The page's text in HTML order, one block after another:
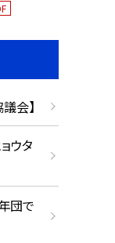
会】
ウタ
団で